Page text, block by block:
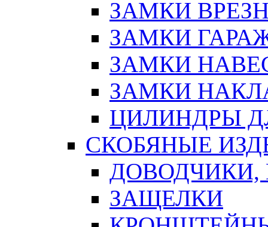
ЗАМКИ
ЗАМКИ
ЗАМКИ
ЗАМКИ
ЦИЛИНДРЫ
СКОБЯНЫЕ
ЗАЩЕЛКИ